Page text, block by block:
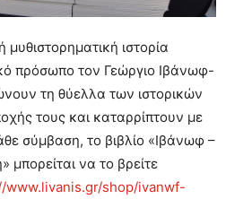
ιστορία
πρόσωπο τον Γεώργιο Ιβάνωφ-
τη θύελλα των ιστορικών
τους και καταρρίπτουν µε
σύµβαση, το βιβλίο «Ιβάνωφ –
μπορείται να το βρείτε
www.livanis.gr/shop/ivanwf-